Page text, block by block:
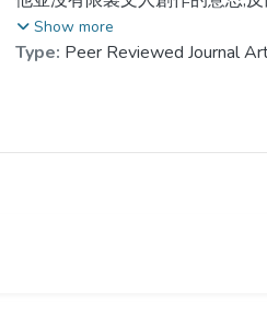
學創作理論,並且是對物意文三者
Show more
Type: Peer Reviewed Journal